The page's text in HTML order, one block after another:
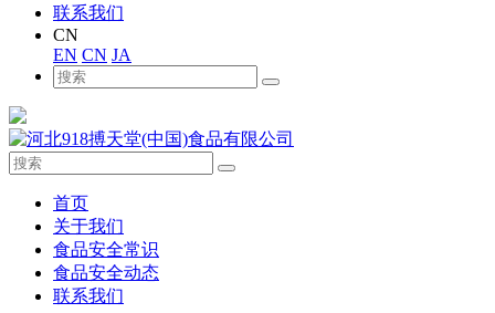
联系我们
CN
EN CN JA
首页
关于我们
食品安全常识
食品安全动态
联系我们